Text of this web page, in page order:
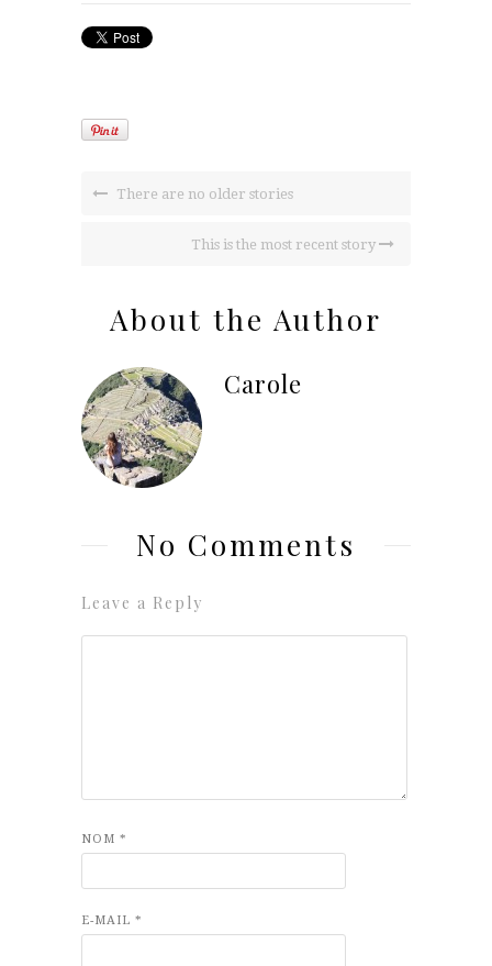
There are no older stories
This is the most recent story
About the Author
Carole
No Comments
Leave a Reply
NOM *
E-MAIL *